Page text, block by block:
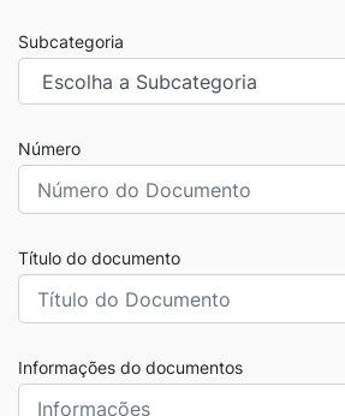
Subcategoria
Número
Título do documento
Informações do documentos